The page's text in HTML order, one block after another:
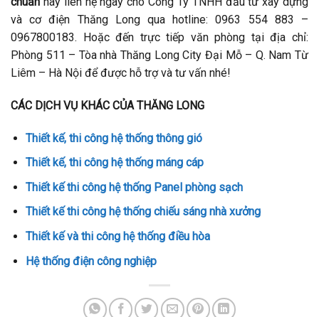
và cơ điện Thăng Long qua hotline: 0963 554 883 –
0967800183. Hoặc đến trực tiếp văn phòng tại địa chỉ:
Phòng 511 – Tòa nhà Thăng Long City Đại Mỗ – Q. Nam Từ
Liêm – Hà Nội để được hỗ trợ và tư vấn nhé!
CÁC DỊCH VỤ KHÁC CỦA THĂNG LONG
Thiết kế, thi công hệ thống thông gió
Thiết kế, thi công hệ thống máng cáp
Thiết kế thi công hệ thống Panel phòng sạch
Thiết kế thi công hệ thống chiếu sáng nhà xưởng
Thiết kế và thi công hệ thống điều hòa
Hệ thống điện công nghiệp